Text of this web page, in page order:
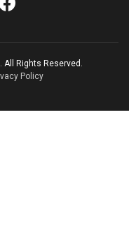
All Rights Reserved.
Policy